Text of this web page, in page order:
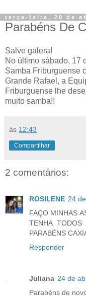
terça-feira, 20 de
Parabéns De
Salve galera!
No último sábado, 17
Samba Friburguense
Grande Rafael, a
Friburguense lhe
muito samba!!
às 12:43
Compartilhar
2 comentários:
ROSILENE 24
FAÇO MINHAS
TENHA TODOS
PARABÉNS
Responder
Juliana 24 de
Parabéns de